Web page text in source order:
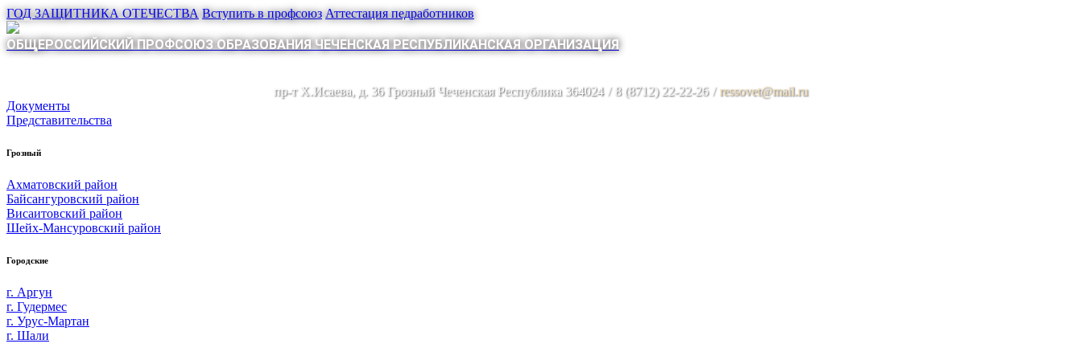
ГОД ЗАЩИТНИКА ОТЕЧЕСТВА Вступить в профсоюз Аттестация педработников
ОБЩЕРОССИЙСКИЙ ПРОФСОЮЗ ОБРАЗОВАНИЯ ЧЕЧЕНСКАЯ РЕСПУБЛИКАНСКАЯ ОРГАНИЗАЦИЯ
пр-т Х.Исаева, д. 36 Грозный Чеченская Республика 364024 / 8 (8712) 22-22-26 / ressovet@mail.ru
Документы
Представительства
Грозный
Ахматовский район
Байсангуровский район
Висаитовский район
Шейх-Мансуровский район
Городские
г. Аргун
г. Гудермес
г. Урус-Мартан
г. Шали